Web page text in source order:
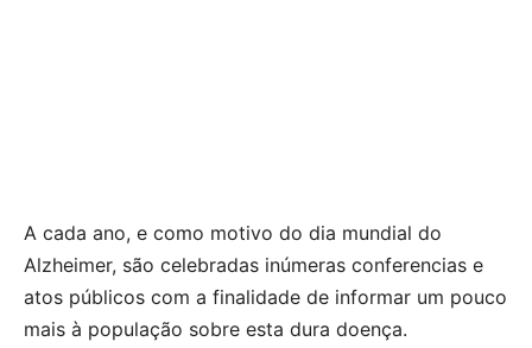
A cada ano, e como motivo do dia mundial do
Alzheimer, são celebradas inúmeras conferencias e
atos públicos com a finalidade de informar um pouco
mais à população sobre esta dura doença.